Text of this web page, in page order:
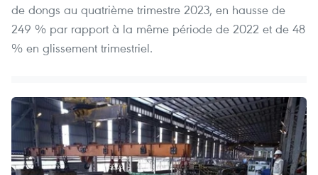
de dongs au quatrième trimestre 2023, en hausse de
249 % par rapport à la même période de 2022 et de 48
% en glissement trimestriel.